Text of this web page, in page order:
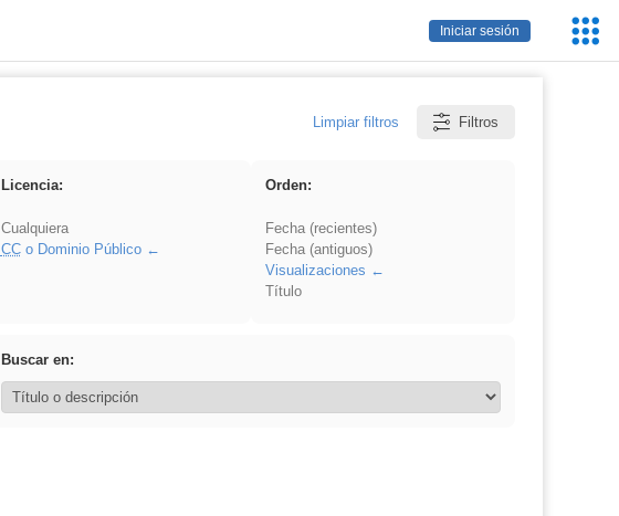
Iniciar sesión
Limpiar filtros Filtros
Licencia:
Cualquiera
CCo Dominio Público
Orden:
Fecha (recientes)
Fecha (antiguos)
Visualizaciones
Título
Buscar en: